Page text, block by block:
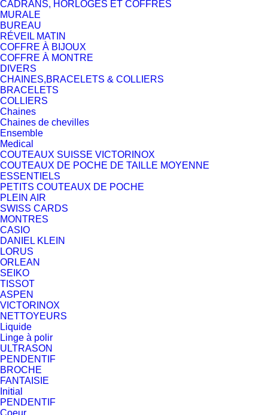
CADRANS, HORLOGES ET COFFRES
MURALE
BUREAU
RÉVEIL MATIN
COFFRE À BIJOUX
COFFRE À MONTRE
DIVERS
CHAINES,BRACELETS & COLLIERS
BRACELETS
COLLIERS
Chaines
Chaines de chevilles
Ensemble
Medical
COUTEAUX SUISSE VICTORINOX
COUTEAUX DE POCHE DE TAILLE MOYENNE
ESSENTIELS
PETITS COUTEAUX DE POCHE
PLEIN AIR
SWISS CARDS
MONTRES
CASIO
DANIEL KLEIN
LORUS
ORLEAN
SEIKO
TISSOT
ASPEN
VICTORINOX
NETTOYEURS
Liquide
Linge à polir
ULTRASON
PENDENTIF
BROCHE
FANTAISIE
Initial
PENDENTIF
Coeur